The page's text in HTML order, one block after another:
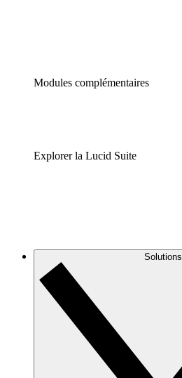
Modules complémentaires
Explorer la Lucid Suite
Solutions